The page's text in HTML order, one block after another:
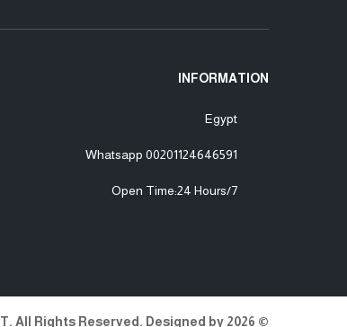
INFORMATION
Egypt
00201124646591
Whatsapp
Open Time:24 Hours/7
© 2026 VAPE EGYPT. All Rights Reserved. Designed by